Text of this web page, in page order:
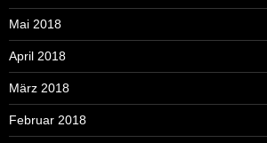
Mai 2018
April 2018
März 2018
Februar 2018